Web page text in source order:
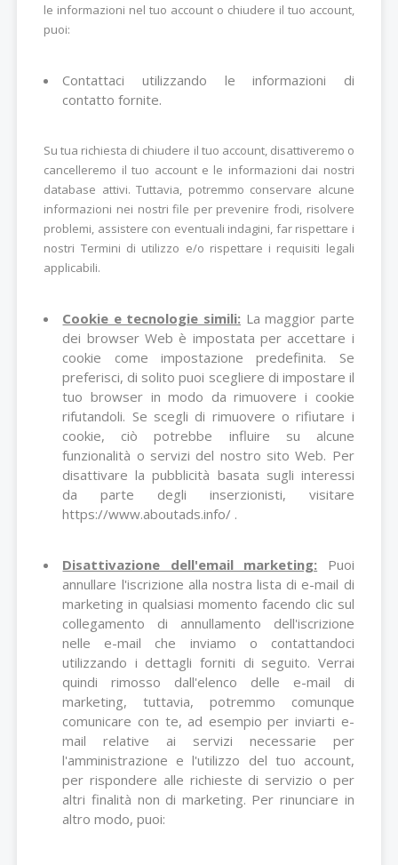
le informazioni nel tuo account o chiudere il tuo account,
puoi:
Contattaci utilizzando le informazioni di
contatto fornite.
Su tua richiesta di chiudere il tuo account, disattiveremo o
cancelleremo il tuo account e le informazioni dai nostri
database attivi. Tuttavia, potremmo conservare alcune
informazioni nei nostri file per prevenire frodi, risolvere
problemi, assistere con eventuali indagini, far rispettare i
nostri Termini di utilizzo e/o rispettare i requisiti legali
applicabili.
Cookie e tecnologie simili: La maggior parte
dei browser Web è impostata per accettare i
cookie come impostazione predefinita. Se
preferisci, di solito puoi scegliere di impostare il
tuo browser in modo da rimuovere i cookie
rifutandoli. Se scegli di rimuovere o rifiutare i
cookie, ciò potrebbe influire su alcune
funzionalità o servizi del nostro sito Web. Per
disattivare la pubblicità basata sugli interessi
da parte degli inserzionisti, visitare
https://www.aboutads.info/ .
Disattivazione dell'email marketing: Puoi
annullare l'iscrizione alla nostra lista di e-mail di
marketing in qualsiasi momento facendo clic sul
collegamento di annullamento dell'iscrizione
nelle e-mail che inviamo o contattandoci
utilizzando i dettagli forniti di seguito. Verrai
quindi rimosso dall'elenco delle e-mail di
marketing, tuttavia, potremmo comunque
comunicare con te, ad esempio per inviarti e-
mail relative ai servizi necessarie per
l'amministrazione e l'utilizzo del tuo account,
per rispondere alle richieste di servizio o per
altri finalità non di marketing. Per rinunciare in
altro modo, puoi: